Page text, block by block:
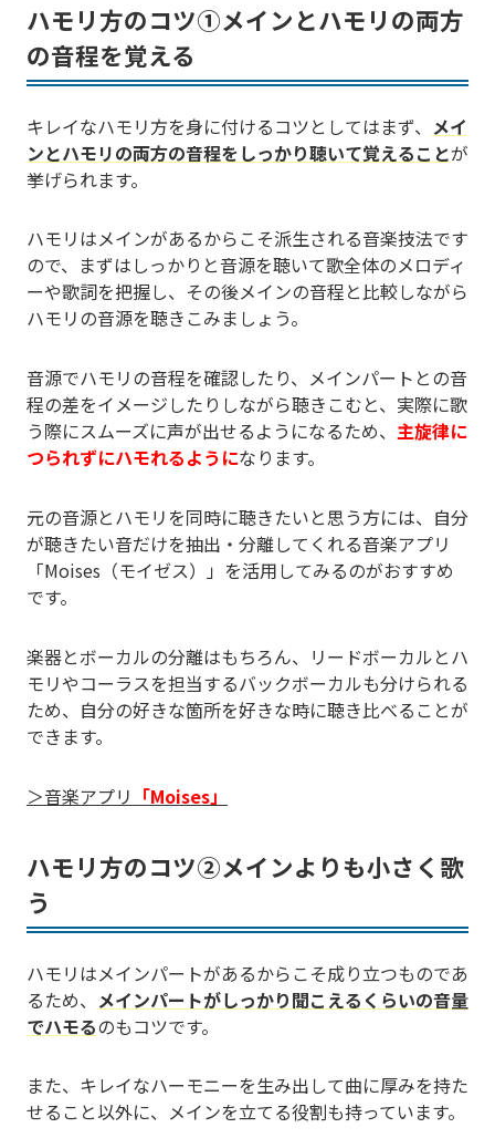
ハモリ方のコツ①メインとハモリの両方
の音程を覚える
キレイなハモリ方を身に付けるコツとしてはまず、 メイ
ンとハモリの両方の音程をしっかり聴いて覚えることが
挙げられます。
ハモリはメインがあるからこそ派生される音楽技法です
ので、まずはしっかりと音源を聴いて歌全体のメロディ
ーや歌詞を把握し、その後メインの音程と比較しながら
ハモリの音源を聴きこみましょう。
音源でハモリの音程を確認したり、メインパートとの音
程の差をイメージしたりしながら聴きこむと、実際に歌
う際にスムーズに声が出せるようになるため、 主旋律に
つられずにハモれるようになります。
元の音源とハモリを同時に聴きたいと思う方には、自分
が聴きたい音だけを抽出・分離してくれる音楽アプリ
「Moises（モイゼス）」を活用してみるのがおすすめ
です。
楽器とボーカルの分離はもちろん、リードボーカルとハ
モリやコーラスを担当するバックボーカルも分けられる
ため、自分の好きな箇所を好きな時に聴き比べることが
できます。
＞音楽アプリ 「Moises」
ハモリ方のコツ②メインよりも小さく歌
う
ハモリはメインパートがあるからこそ成り立つものであ
るため、 メインパートがしっかり聞こえるくらいの音量
でハモるのもコツです。
また、キレイなハーモニーを生み出して曲に厚みを持た
せること以外に、メインを立てる役割も持っています。